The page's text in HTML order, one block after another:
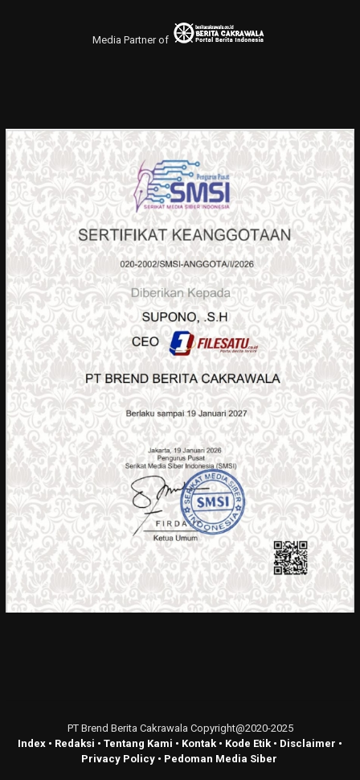
Media Partner of
PT Brend Berita Cakrawala Copyright@2020-2025
Index • Redaksi • Tentang Kami • Kontak • Kode Etik • Disclaimer •
Privacy Policy• Pedoman Media Siber